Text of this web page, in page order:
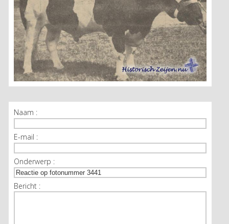
Naam :
E-mail :
Onderwerp :
Bericht :